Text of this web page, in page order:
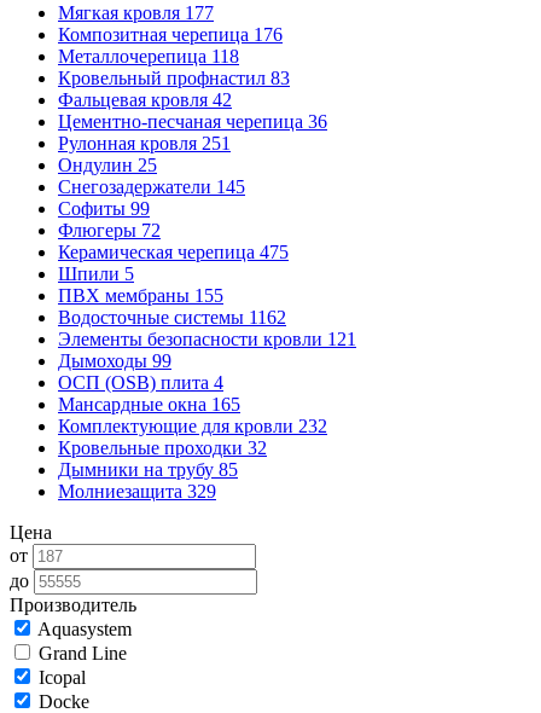
Мягкая кровля 177
Композитная черепица 176
Металлочерепица 118
Кровельный профнастил 83
Фальцевая кровля 42
Цементно-песчаная черепица 36
Рулонная кровля 251
Ондулин 25
Снегозадержатели 145
Софиты 99
Флюгеры 72
Керамическая черепица 475
Шпили 5
ПВХ мембраны 155
Водосточные системы 1162
Элементы безопасности кровли 121
Дымоходы 99
ОСП (OSB) плита 4
Мансардные окна 165
Комплектующие для кровли 232
Кровельные проходки 32
Дымники на трубу 85
Молниезащита 329
Цена
от
до
Производитель
Aquasystem
Grand Line
Icopal
Docke